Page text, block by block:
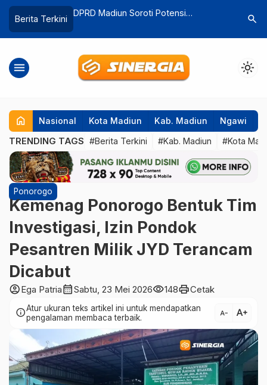
Berita Terkini
337 Jemaah Haji Kloter 51 Tiba di
Suci
search
menu light_mode
home Nasional Kota Madiun Kab. Madiun Ngawi
TRENDING TAGS #Berita Terkini #Kab. Madiun #Kota
Ponorogo
Kemenag Ponorogo Bentuk Tim
Investigasi, Izin Pondok
Pesantren Milik JYD Terancam
Dicabut
account_circleEga Patriacalendar_monthSabtu, 23 Mei 2026visibility148printCetak
infoAtur ukuran teks artikel ini untuk mendapatkan
pengalaman membaca terbaik.
text_decrease text_increase